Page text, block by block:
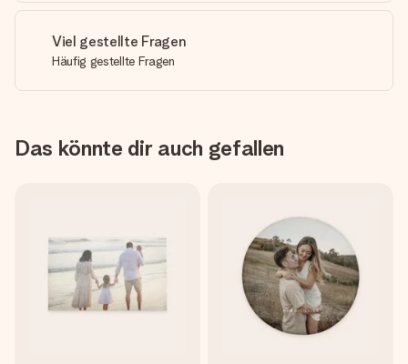
Viel gestellte Fragen
Häufig gestellte Fragen
Das könnte dir auch gefallen